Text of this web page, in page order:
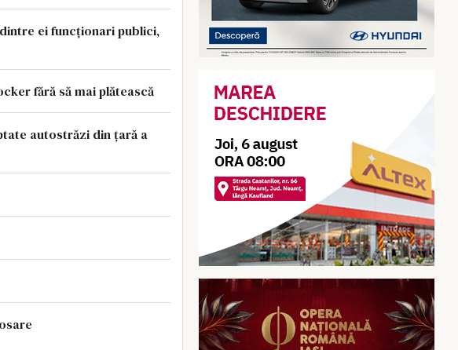
ei funcționari publici,
fără să mai plătească
autostrăzi din țară a